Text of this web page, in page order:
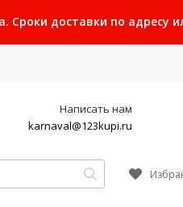
доставки по адресу
Написать нам
karnaval@123kupi.ru